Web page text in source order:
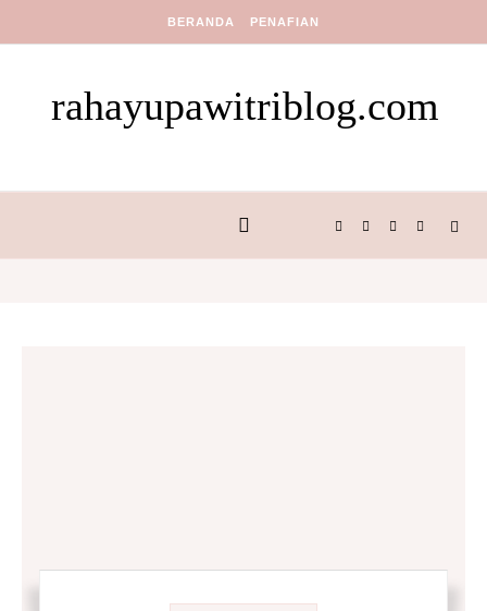
BERANDA PENAFIAN
rahayupawitriblog.com